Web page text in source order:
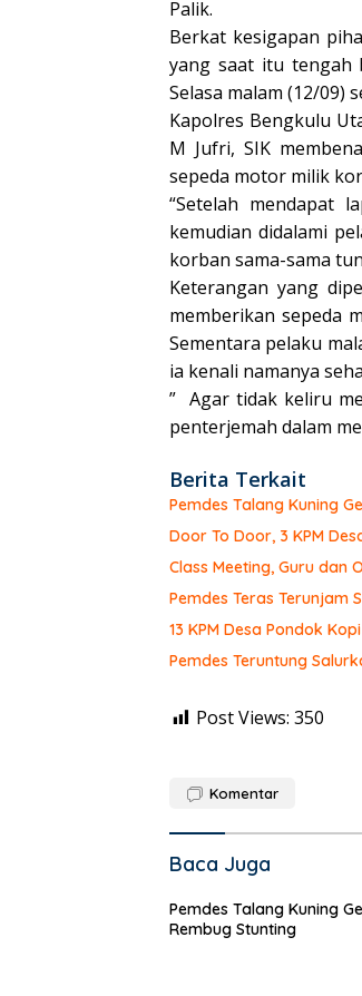
Palik.
Berkat kesigapan
yang saat itu tengah
Selasa malam (12/09)
Kapolres Bengkulu
M Jufri, SIK
sepeda motor milik
“Setelah mendapat
kemudian didalami
korban sama-sama
Keterangan yang
memberikan sepeda
Sementara pelaku
ia kenali namanya
” Agar tidak keliru
penterjemah dalam
Berita Terkait
Pemdes Talang Kuning
Door To Door, 3 KPM
Class Meeting, Guru dan
Pemdes Teras Terunjam
13 KPM Desa Pondok
Pemdes Teruntung
Post Views: 350
Komentar
Baca Juga
Pemdes Talang Kuning
Rembug Stunting